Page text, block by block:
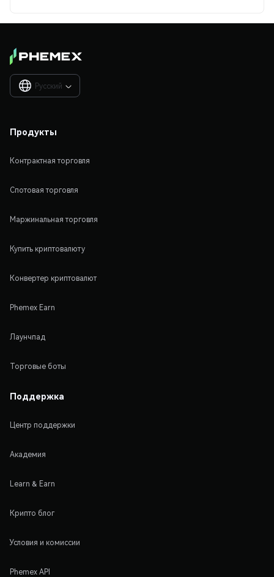
Русский 
Продукты
Контрактная торговля
Спотовая торговля
Маржинальная торговля
Купить криптовалюту
Конвертер криптовалют
Phemex Earn
Лаунчпад
Торговые боты
Поддержка
Центр поддержки
Академия
Learn & Earn
Крипто блог
Условия и комиссии
Phemex API